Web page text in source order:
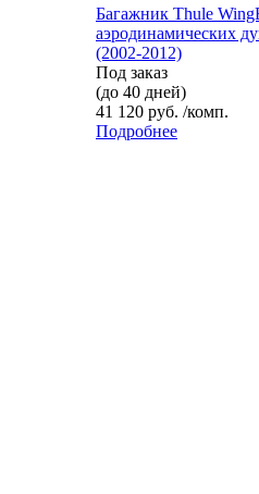
Багажник Thule
аэродинамических
(2002-2012)
Под заказ
(до 40 дней)
41 120 руб. /комп.
Подробнее